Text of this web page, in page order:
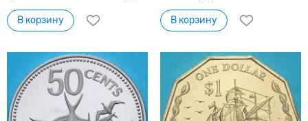
В корзину В корзину